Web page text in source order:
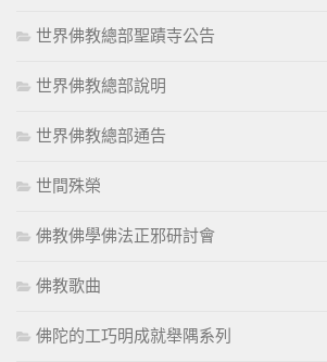
世界佛教總部聖蹟寺公告
世界佛教總部說明
世界佛教總部通告
世間殊榮
佛教佛學佛法正邪研討會
佛教歌曲
佛陀的工巧明成就舉隅系列